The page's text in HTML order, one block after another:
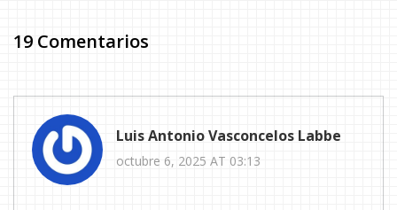
19 Comentarios
Luis Antonio Vasconcelos Labbe
octubre 6, 2025 AT 03:13